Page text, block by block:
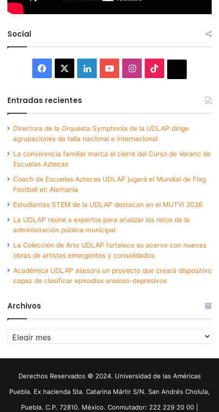
Social
Facebook LinkedInYouTubeInstagram
Entradas recientes
Directora de la Orquesta Symphonia de la UDLAP dirige
agrupaciones de talla nacional e internacional
La convivencia familiar marca el cierre del Curso de Verano de
Escuelas Aztecas
Coach de Escuelas Aztecas UDLAP jugará el Mundial de Flag
Football en Alemania
Estudiantes STEM de la UDLAP destacan en el MUTVI 2026
La UDLAP reúne a expertos para analizar los retos de la
administración pública municipal
La Colección de Arte UDLAP fortalece su acervo con nuevas
obras de artistas emergentes y consolidados
Académica UDLAP asesora un proyecto que creará dispositivo
capaz de clasificar episodios ansioso-depresivos
Archivos
Archivos
Derechos Reservados © 2024. Universidad de las Américas
Puebla. Ex hacienda Sta. Catarina Mártir S/N. San Andrés Cholula,
Puebla. C.P. 72810. México. Conmutador: 222 229 20 00 |